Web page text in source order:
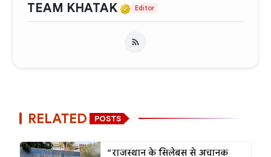
TEAM KHATAK Verified Media or
Editor
RELATED POSTS
“राजस्थान के सिलेबस से अचानक